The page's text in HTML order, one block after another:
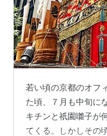
若い頃の京都のオフ
た頃、７月も中旬に
キチンと祇園囃子が
てくる。しかしその